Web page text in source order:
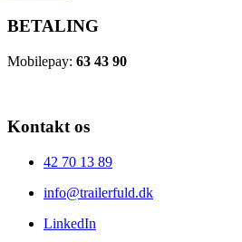
BETALING
Mobilepay: 63 43 90
Kontakt os
42 70 13 89
info@trailerfuld.dk
LinkedIn